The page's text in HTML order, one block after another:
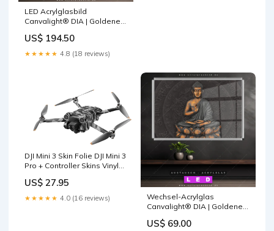
LED Acrylglasbild
Canvalight® DIA | Goldener
Größe in cm:140 x 70
US$ 194.50
★★★★★ 4.8 (18 reviews)
DJI Mini 3 Skin Folie DJI Mini 3
Pro + Controller Skins Vinyl
Camo feuerwehr
US$ 27.95
★★★★★ 4.0 (16 reviews)
Wechsel-Acrylglas
Canvalight® DIA | Goldener
gesund
US$ 69.00